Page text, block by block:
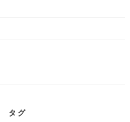
タグ